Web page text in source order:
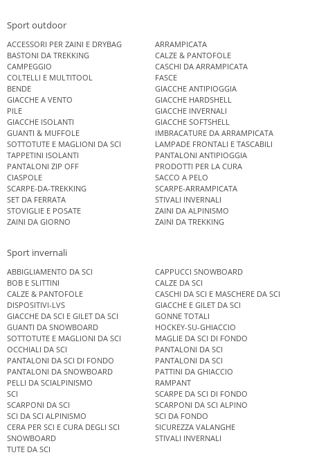
Sport outdoor
ACCESSORI PER ZAINI E DRYBAG
ARRAMPICATA
BASTONI DA TREKKING
CALZE & PANTOFOLE
CAMPEGGIO
CASCHI DA ARRAMPICATA
COLTELLI E MULTITOOL
FASCE
BENDE
GIACCHE ANTIPIOGGIA
GIACCHE A VENTO
GIACCHE HARDSHELL
PILE
GIACCHE INVERNALI
GIACCHE ISOLANTI
GIACCHE SOFTSHELL
GUANTI & MUFFOLE
IMBRACATURE DA ARRAMPICATA
SOTTOTUTE E MAGLIONI DA SCI
LAMPADE FRONTALI E TASCABILI
TAPPETINI ISOLANTI
PANTALONI ANTIPIOGGIA
PANTALONI ZIP OFF
PRODOTTI PER LA CURA
CIASPOLE
SACCO A PELO
SCARPE-DA-TREKKING
SCARPE-ARRAMPICATA
SET DA FERRATA
STIVALI INVERNALI
STOVIGLIE E POSATE
ZAINI DA ALPINISMO
ZAINI DA GIORNO
ZAINI DA TREKKING
Sport invernali
ABBIGLIAMENTO DA SCI
CAPPUCCI SNOWBOARD
BOB E SLITTINI
CALZE DA SCI
CALZE & PANTOFOLE
CASCHI DA SCI E MASCHERE DA SCI
DISPOSITIVI-LVS
GIACCHE E GILET DA SCI
GIACCHE DA SCI E GILET DA SCI
GONNE TOTALI
GUANTI DA SNOWBOARD
HOCKEY-SU-GHIACCIO
SOTTOTUTE E MAGLIONI DA SCI
MAGLIE DA SCI DI FONDO
OCCHIALI DA SCI
PANTALONI DA SCI
PANTALONI DA SCI DI FONDO
PANTALONI DA SCI
PANTALONI DA SNOWBOARD
PATTINI DA GHIACCIO
PELLI DA SCIALPINISMO
RAMPANT
SCI
SCARPE DA SCI DI FONDO
SCARPONI DA SCI
SCARPONI DA SCI ALPINO
SCI DA SCI ALPINISMO
SCI DA FONDO
CERA PER SCI E CURA DEGLI SCI
SICUREZZA VALANGHE
SNOWBOARD
STIVALI INVERNALI
TUTE DA SCI